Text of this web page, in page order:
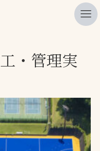
・管理実